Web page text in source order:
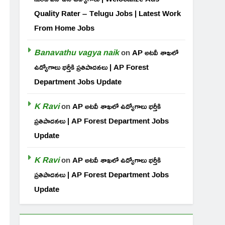
Quality Rater – Telugu Jobs | Latest Work
From Home Jobs
Banavathu vagya naikonAP అటవీ శాఖలో
ఉద్యోగాలు భర్తీకి ప్రతిపాదనలు | AP Forest
Department Jobs Update
K RavionAP అటవీ శాఖలో ఉద్యోగాలు భర్తీకి
ప్రతిపాదనలు | AP Forest Department Jobs
Update
K RavionAP అటవీ శాఖలో ఉద్యోగాలు భర్తీకి
ప్రతిపాదనలు | AP Forest Department Jobs
Update